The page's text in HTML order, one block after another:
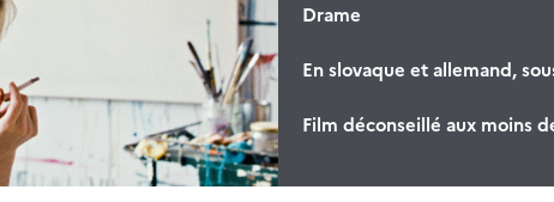
Drame
En slovaque et allemand,
Film déconseillé aux moins